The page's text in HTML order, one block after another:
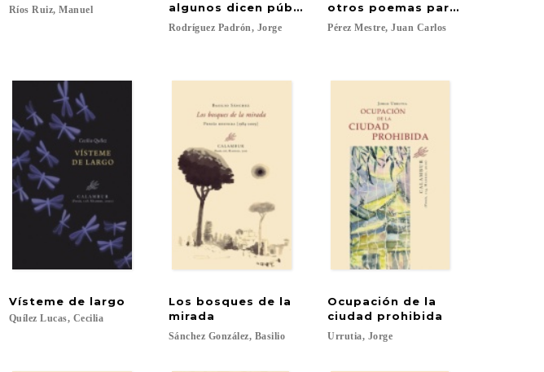
(Antología incompleta)
Ríos Ruiz, Manuel
algunos dicen públicamente. Debates con la poesía
Rodríguez Padrón, Jorge
otros poemas para despedir a
Pérez Mestre, Juan Carlos
Vísteme de largo
Quílez Lucas, Cecilia
Los bosques de la
mirada
Sánchez González, Basilio
Ocupación de la
ciudad prohibida
Urrutia, Jorge